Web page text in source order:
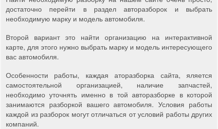
достаточно перейти в раздел авторазборок и выбрать
необходимую марку и модель автомобиля.
Второй вариант это найти организацию на интерактивной
карте, для этого нужно выбрать марку и модель интересующего
вас автомобиля.
Особенности работы, каждая аторазборка сайта, яляется
самостоятельной организацией, наличие запчастей,
необходимо уточнять именно в той авторазборке в которой
занимаются разборкой вашего автомобиля. Условия работы
каждой из разборок могут отличаться от условий работы других
компаний.